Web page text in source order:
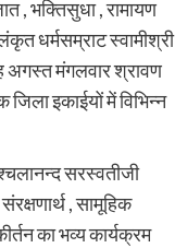
, भक्तिसुधा , रामायण
धर्मसम्राट स्वामीश्री
अगस्त मंगलवार श्रावण
इकाईयों में विभिन्न
सरस्वतीजी
, सामूहिक
का भव्य कार्यक्रम